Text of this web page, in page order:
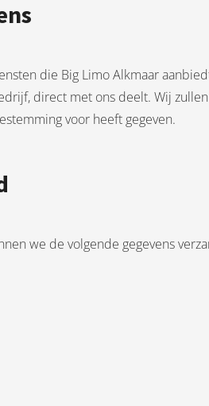
die Big Limo Alkmaar
direct met ons deelt. Wij
voor heeft gegeven.
we de volgende gegevens